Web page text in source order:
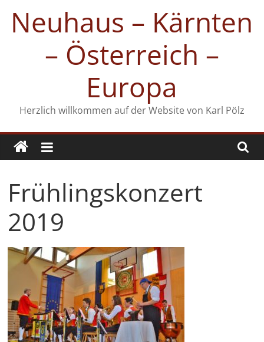
Inhalt
springen
Neuhaus – Kärnten
– Österreich –
Europa
Herzlich willkommen auf der Website von Karl Pölz
Frühlingskonzert
2019